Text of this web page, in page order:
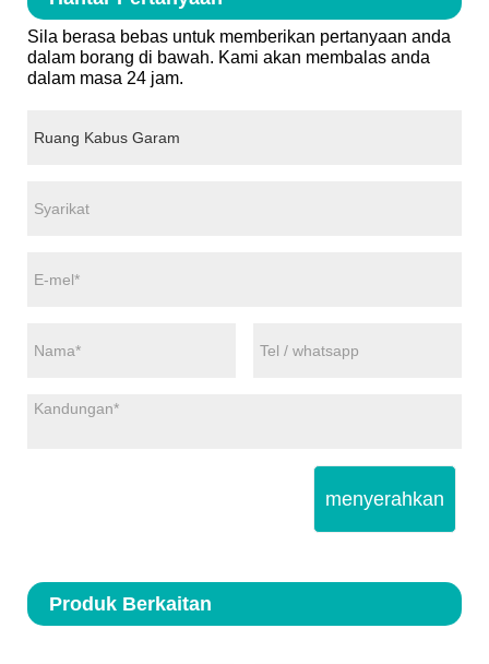
Sila berasa bebas untuk memberikan pertanyaan anda
dalam borang di bawah. Kami akan membalas anda
dalam masa 24 jam.
menyerahkan
Produk Berkaitan